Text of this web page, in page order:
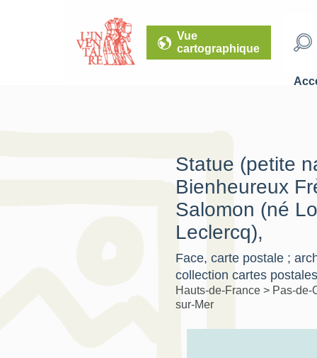
Vue
cartographique
Statue (petite
Bienheureux
Salomon (né
Leclercq),
Face, carte postale ;
collection cartes
Hauts-de-France > Pas-
sur-Mer